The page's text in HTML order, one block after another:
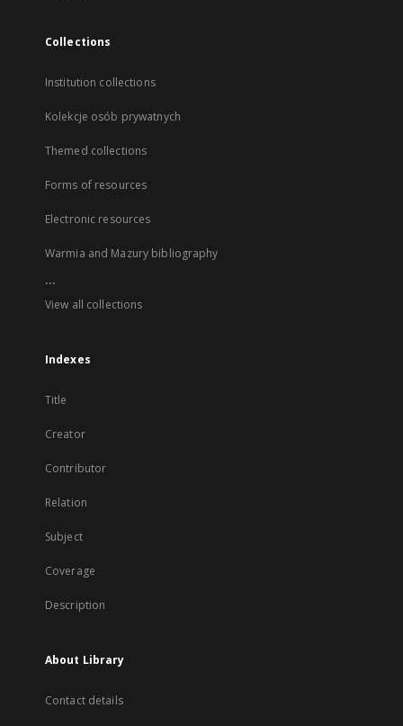
Collections
Institution collections
Kolekcje osób prywatnych
Themed collections
Forms of resources
Electronic resources
Warmia and Mazury bibliography
...
View all collections
Indexes
Title
Creator
Contributor
Relation
Subject
Coverage
Description
About Library
Contact details